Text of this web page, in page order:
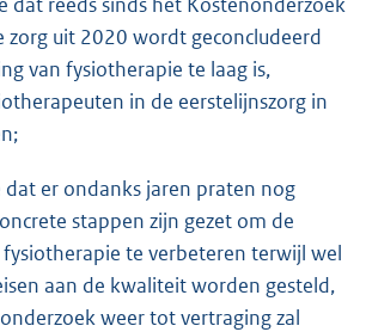
dat reeds sinds het Kostenonderzoek
zorg uit 2020 wordt geconcludeerd
van fysiotherapie te laag is,
in de eerstelijnszorg in
dat er ondanks jaren praten nog
stappen zijn gezet om de
te verbeteren terwijl wel
aan de kwaliteit worden gesteld,
weer tot vertraging zal